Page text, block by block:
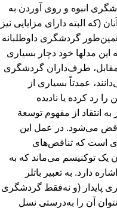
انبوه و روی آوردن به
البته دارای مزایایی نیز
گردشگری داوطلبانه
این مدل‏ها خود دچار بسیاری
طرف‌داران گردشگری
عمدتاً بسیاری از
رد کرده یا نادیده
انتقاد از مفهوم توسعة
می‌شود. در عمل این
است که تناقض‌های
یک توکنیسم می‌ماند که به
دارد. به تعبیر باتلر
پایدار (و نه‌فقط گردشگری
آن را به‌درستی نسل